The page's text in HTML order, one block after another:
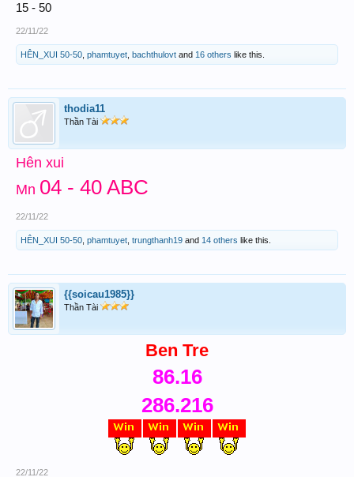
15 - 50
22/11/22
HÊN_XUI 50-50 phamtuyet bachthulovt and 16 others like this.
thodia11
Thần Tài
Hên xui
Mn 04 - 40 ABC
22/11/22
HÊN_XUI 50-50 phamtuyet trungthanh19 and 14 others like this.
{{soicau1985}}
Thần Tài
Ben Tre
86.16
286.216
22/11/22